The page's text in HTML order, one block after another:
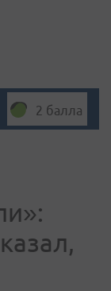
2 балла